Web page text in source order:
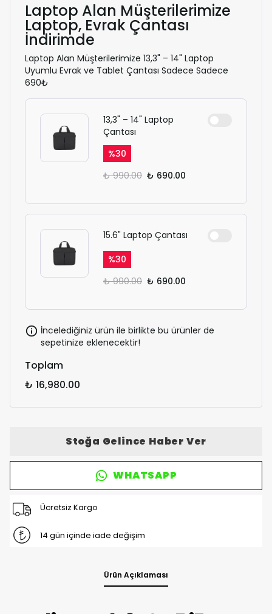
Laptop Alan Müşterilerimize
Laptop, Evrak Çantası
İndirimde
Laptop Alan Müşterilerimize 13,3" – 14" Laptop
Uyumlu Evrak ve Tablet Çantası Sadece Sadece
690₺
13,3" – 14" Laptop
Çantası
%30
₺ 990.00 ₺ 690.00
15.6" Laptop Çantası
%30
₺ 990.00 ₺ 690.00
İncelediğiniz ürün ile birlikte bu ürünler de
sepetinize eklenecektir!
Toplam
₺ 16,980.00
Stoğa Gelince Haber Ver
WHATSAPP
Ücretsiz Kargo
14 gün içinde iade değişim
Ürün Açıklaması